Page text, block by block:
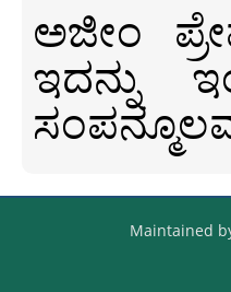
ಅಜೀಂ
ಇದನ್ನು
Maintained